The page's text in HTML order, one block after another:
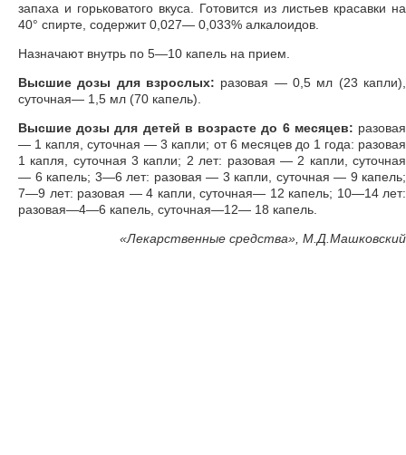
запаха и горьковатого вкуса. Готовится из листьев красавки на
40° спирте, содержит 0,027— 0,033% алкалоидов.
Назначают внутрь по 5—10 капель на прием.
Высшие дозы для взрослых: разовая — 0,5 мл (23 капли),
суточная— 1,5 мл (70 капель).
Высшие дозы для детей в возрасте до 6 месяцев: разовая
— 1 капля, суточная — 3 капли; от 6 месяцев до 1 года: разовая
1 капля, суточная 3 капли; 2 лет: разовая — 2 капли, суточная
— 6 капель; 3—6 лет: разовая — 3 капли, суточная — 9 капель;
7—9 лет: разовая — 4 капли, суточная— 12 капель; 10—14 лет:
разовая—4—6 капель, суточная—12— 18 капель.
«Лекарственные средства», М.Д.Машковский